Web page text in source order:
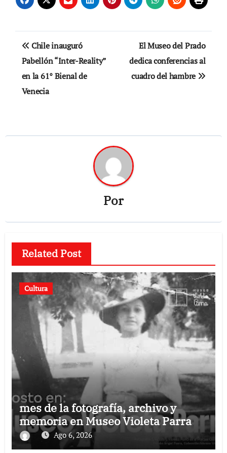
Navegación
de
entradas
Chile inauguró
Pabellón “Inter-Reality”
en la 61° Bienal de
Venecia
El Museo del Prado
dedica conferencias al
cuadro del hambre
Por
Related Post
Cultura
mes de la fotografía, archivo y
memoria en Museo Violeta Parra
Ago 6, 2026